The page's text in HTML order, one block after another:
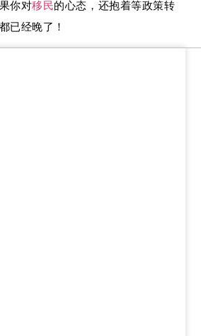
你对移民的心态，还抱着等政策转
已经晚了！